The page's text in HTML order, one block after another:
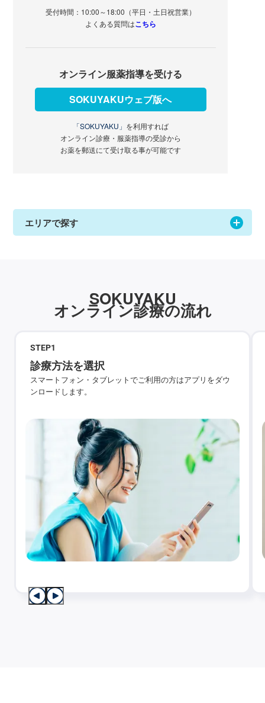
受付時間：10:00～18:00（平日・土日祝営業）
よくある質問はこちら
オンライン服薬指導を受ける
SOKUYAKUウェブ版へ
「SOKUYAKU」 を利用すれば
オンライン診療・服薬指導の受診から
お薬を郵送にて受け取る事が可能です
エリアで探す
SOKUYAKU
オンライン診療の流れ
STEP1
診療方法を選択
スマートフォン・タブレットでご利用の方はアプリをダウ
ンロードします。